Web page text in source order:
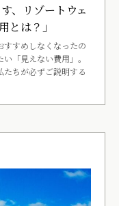
、リゾートウェ
とは？」
すすめしなくなったの
「見えない費用」。
たちが必ずご説明する